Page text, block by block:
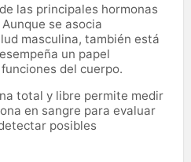
las principales hormonas
se asocia
masculina, también está
un papel
del cuerpo.
total y libre permite medir
en sangre para evaluar
posibles